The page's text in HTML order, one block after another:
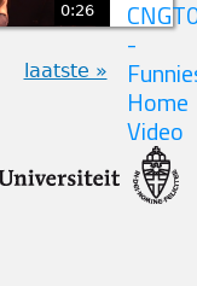
0:26
-
Home
Video
laatste »